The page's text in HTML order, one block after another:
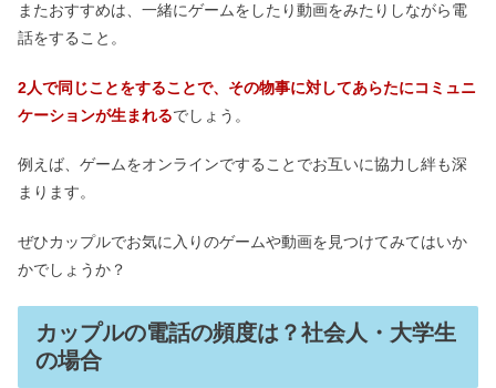
またおすすめは、一緒にゲームをしたり動画をみたりしながら電
話をすること。
2人で同じことをすることで、その物事に対してあらたにコミュニ
ケーションが生まれるでしょう。
例えば、ゲームをオンラインですることでお互いに協力し絆も深
まります。
ぜひカップルでお気に入りのゲームや動画を見つけてみてはいか
かでしょうか？
カップルの電話の頻度は？社会人・大学生
の場合